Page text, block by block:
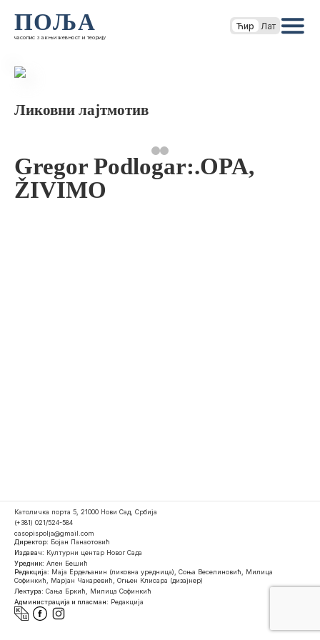
ПОЉА
часопис за књижевност и теорију
Ћир Лат
Ликовни лајтмотив
Gregor Podlogar:.OPA,
ŽIVIMO
Католичка порта 5, 21000 Нови Сад, Србија
(+381) 021/524-584
casopispolja@gmail.com
Директор: Бојан Панаотовић
Издавач: Културни центар Новог Сада
Уредник: Ален Бешић
Редакција: Маја Ердељанин (ликовна уредница), Соња Веселиновић, Милица
Софинкић, Марјан Чакаревић, Огњен Клисара (дизајнер)
Лектура: Сања Бркић, Милица Софинкић
Администрација и пласман: Редакција